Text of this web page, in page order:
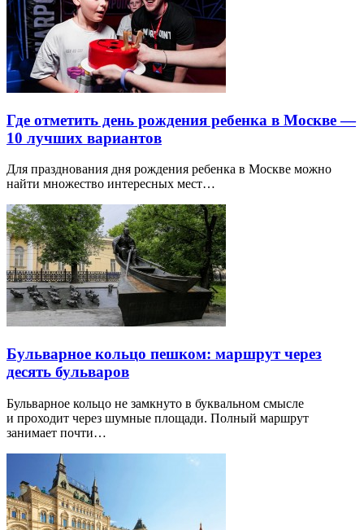
Где отметить день рождения ребенка в Москве —
10 лучших вариантов
Для празднования дня рождения ребенка в Москве можно
найти множество интересных мест…
Бульварное кольцо пешком: маршрут через
десять бульваров
Бульварное кольцо не замкнуто в буквальном смысле
и проходит через шумные площади. Полный маршрут
занимает почти…